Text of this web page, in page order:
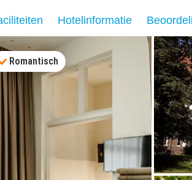
Hotelinformatie
Romantisch